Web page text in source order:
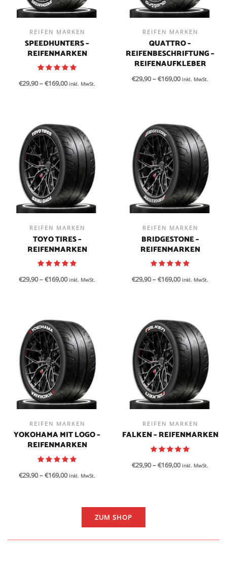
REIFEN MARKEN
SPEEDHUNTERS –
REIFENMARKEN
€29,90–€169,00 inkl. MwSt.
REIFEN MARKEN
QUATTRO –
REIFENBESCHRIFTUNG –
REIFENAUFKLEBER
€29,90–€169,00 inkl. MwSt.
REIFEN MARKEN
TOYO TIRES –
REIFENMARKEN
€29,90–€169,00 inkl. MwSt.
REIFEN MARKEN
BRIDGESTONE –
REIFENMARKEN
€29,90–€169,00 inkl. MwSt.
REIFEN MARKEN
YOKOHAMA MIT LOGO –
REIFENMARKEN
€29,90–€169,00 inkl. MwSt.
REIFEN MARKEN
FALKEN – REIFENMARKEN
€29,90–€169,00 inkl. MwSt.
ZUM SHOP